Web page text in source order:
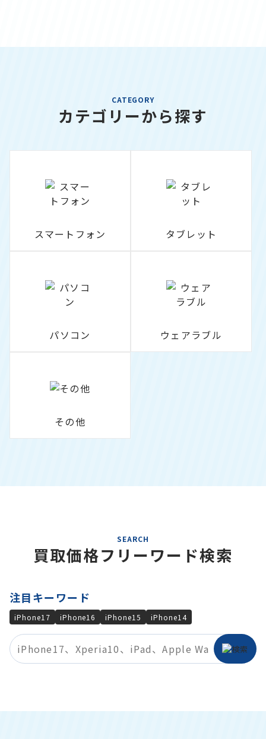
CATEGORY
カテゴリーから探す
スマートフォン タブレット
パソコン ウェアラブル
その他
SEARCH
買取価格フリーワード検索
注目キーワード
iPhone17 iPhone16 iPhone15 iPhone14